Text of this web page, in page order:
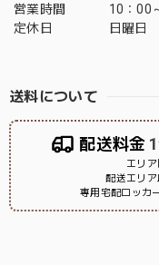
営業時間
10：00
定休日
日曜日
送料について
配送料金
エリ
配送エリア
専用宅配ロッカ